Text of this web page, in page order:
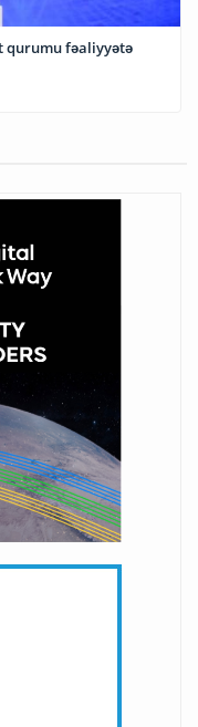
qurumu fəaliyyətə